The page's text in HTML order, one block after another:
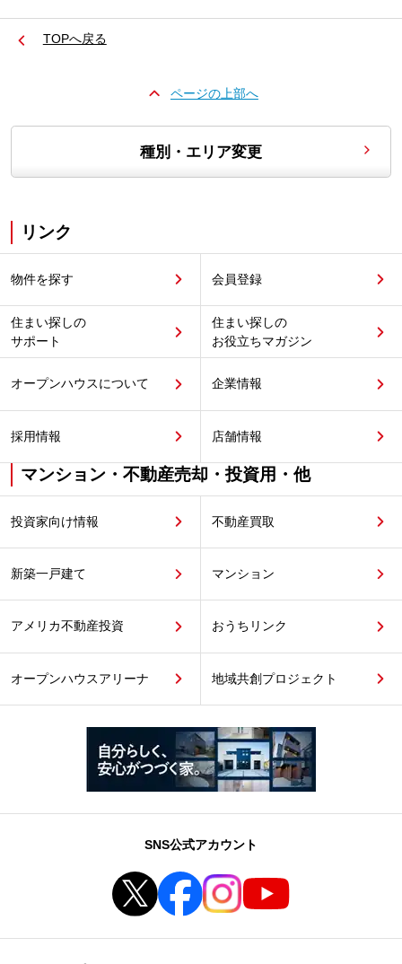
TOPへ戻る
ページの上部へ
種別・エリア変更
リンク
物件を探す 会員登録
住まい探しの
サポート
住まい探しの
お役立ちマガジン
オープンハウスについて 企業情報
採用情報 店舗情報
マンション・不動産売却・投資用・他
投資家向け情報 不動産買取
新築一戸建て マンション
アメリカ不動産投資 おうちリンク
オープンハウスアリーナ 地域共創プロジェクト
SNS公式アカウント